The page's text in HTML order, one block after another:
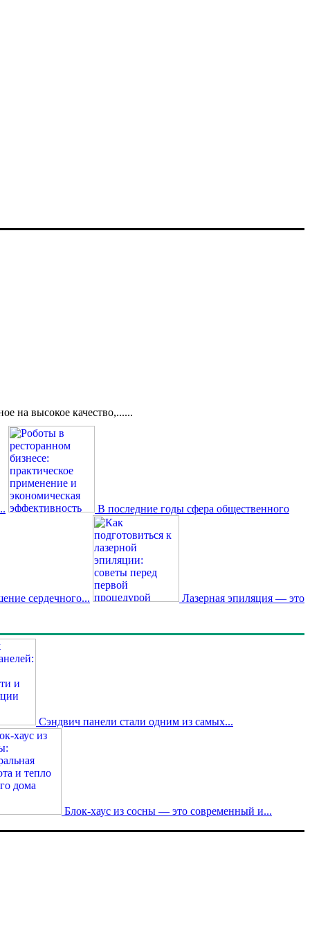
на высокое качество,......
В последние годы сфера общественного
сердечного... Лазерная эпиляция — это
Сэндвич панели стали одним из самых...
Блок-хаус из сосны — это современный и...